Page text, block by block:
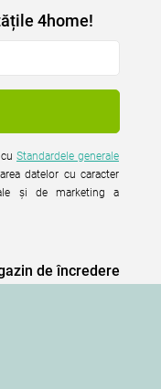
4home!
cuStandardele generale
şi de marketing a
de încredere
4home, a.s.